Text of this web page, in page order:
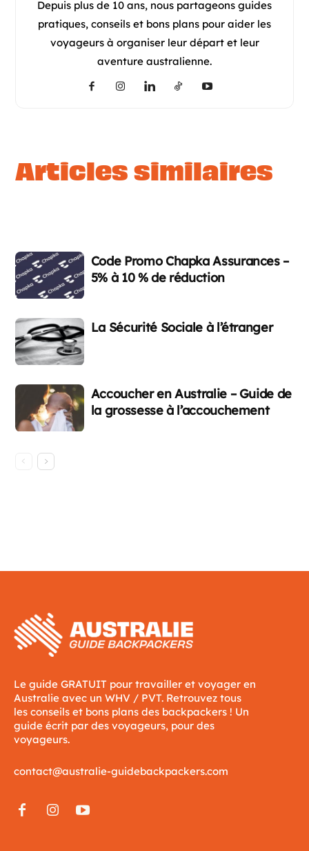
Depuis plus de 10 ans, nous partageons guides
pratiques, conseils et bons plans pour aider les
voyageurs à organiser leur départ et leur
aventure australienne.
articles similaires
Code Promo Chapka Assurances –
5% à 10 % de réduction
La Sécurité Sociale à l’étranger
Accoucher en Australie – Guide de
la grossesse à l’accouchement
Le guide GRATUIT pour travailler et voyager en
Australie avec un WHV / PVT. Retrouvez tous
les conseils et bons plans des backpackers ! Un
guide écrit par des voyageurs, pour des
voyageurs.
contact@australie-guidebackpackers.com